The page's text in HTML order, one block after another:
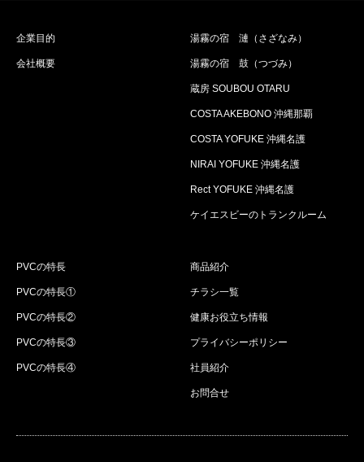
企業目的
会社概要
湯霧の宿 漣（さざなみ）
湯霧の宿 鼓（つづみ）
蔵房 SOUBOU OTARU
COSTA AKEBONO 沖縄那覇
COSTA YOFUKE 沖縄名護
NIRAI YOFUKE 沖縄名護
Rect YOFUKE 沖縄名護
ケイエスビーのトランクルーム
PVCの特長
PVCの特長①
PVCの特長②
PVCの特長③
PVCの特長④
商品紹介
チラシ一覧
健康お役立ち情報
プライバシーポリシー
社員紹介
お問合せ